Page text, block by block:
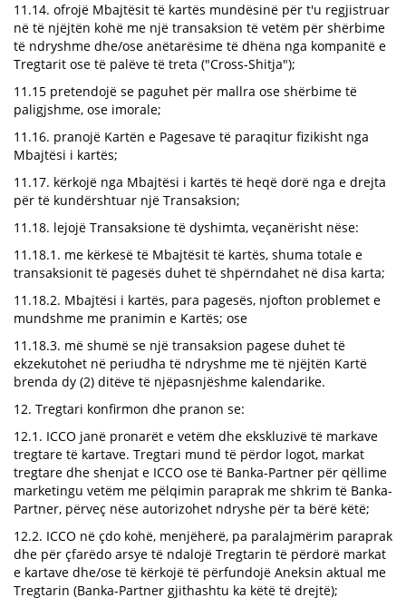
11.14. ofrojë Mbajtësit të kartës mundësinë për t'u regjistruar
në të njëjtën kohë me një transaksion të vetëm për shërbime
të ndryshme dhe/ose anëtarësime të dhëna nga kompanitë e
Tregtarit ose të palëve të treta ("Cross-Shitja");
11.15 pretendojë se paguhet për mallra ose shërbime të
paligjshme, ose imorale;
11.16. pranojë Kartën e Pagesave të paraqitur fizikisht nga
Mbajtësi i kartës;
11.17. kërkojë nga Mbajtësi i kartës të heqë dorë nga e drejta
për të kundërshtuar një Transaksion;
11.18. lejojë Transaksione të dyshimta, veçanërisht nëse:
11.18.1. me kërkesë të Mbajtësit të kartës, shuma totale e
transaksionit të pagesës duhet të shpërndahet në disa karta;
11.18.2. Mbajtësi i kartës, para pagesës, njofton problemet e
mundshme me pranimin e Kartës; ose
11.18.3. më shumë se një transaksion pagese duhet të
ekzekutohet në periudha të ndryshme me të njëjtën Kartë
brenda dy (2) ditëve të njëpasnjëshme kalendarike.
12. Tregtari konfirmon dhe pranon se:
12.1. ICCO janë pronarët e vetëm dhe ekskluzivë të markave
tregtare të kartave. Tregtari mund të përdor logot, markat
tregtare dhe shenjat e ICCO ose të Banka-Partner për qëllime
marketingu vetëm me pëlqimin paraprak me shkrim të Banka-
Partner, përveç nëse autorizohet ndryshe për ta bërë këtë;
12.2. ICCO në çdo kohë, menjëherë, pa paralajmërim paraprak
dhe për çfarëdo arsye të ndalojë Tregtarin të përdorë markat
e kartave dhe/ose të kërkojë të përfundojë Aneksin aktual me
Tregtarin (Banka-Partner gjithashtu ka këtë të drejtë);